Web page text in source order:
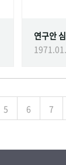
연구안
5 6 7